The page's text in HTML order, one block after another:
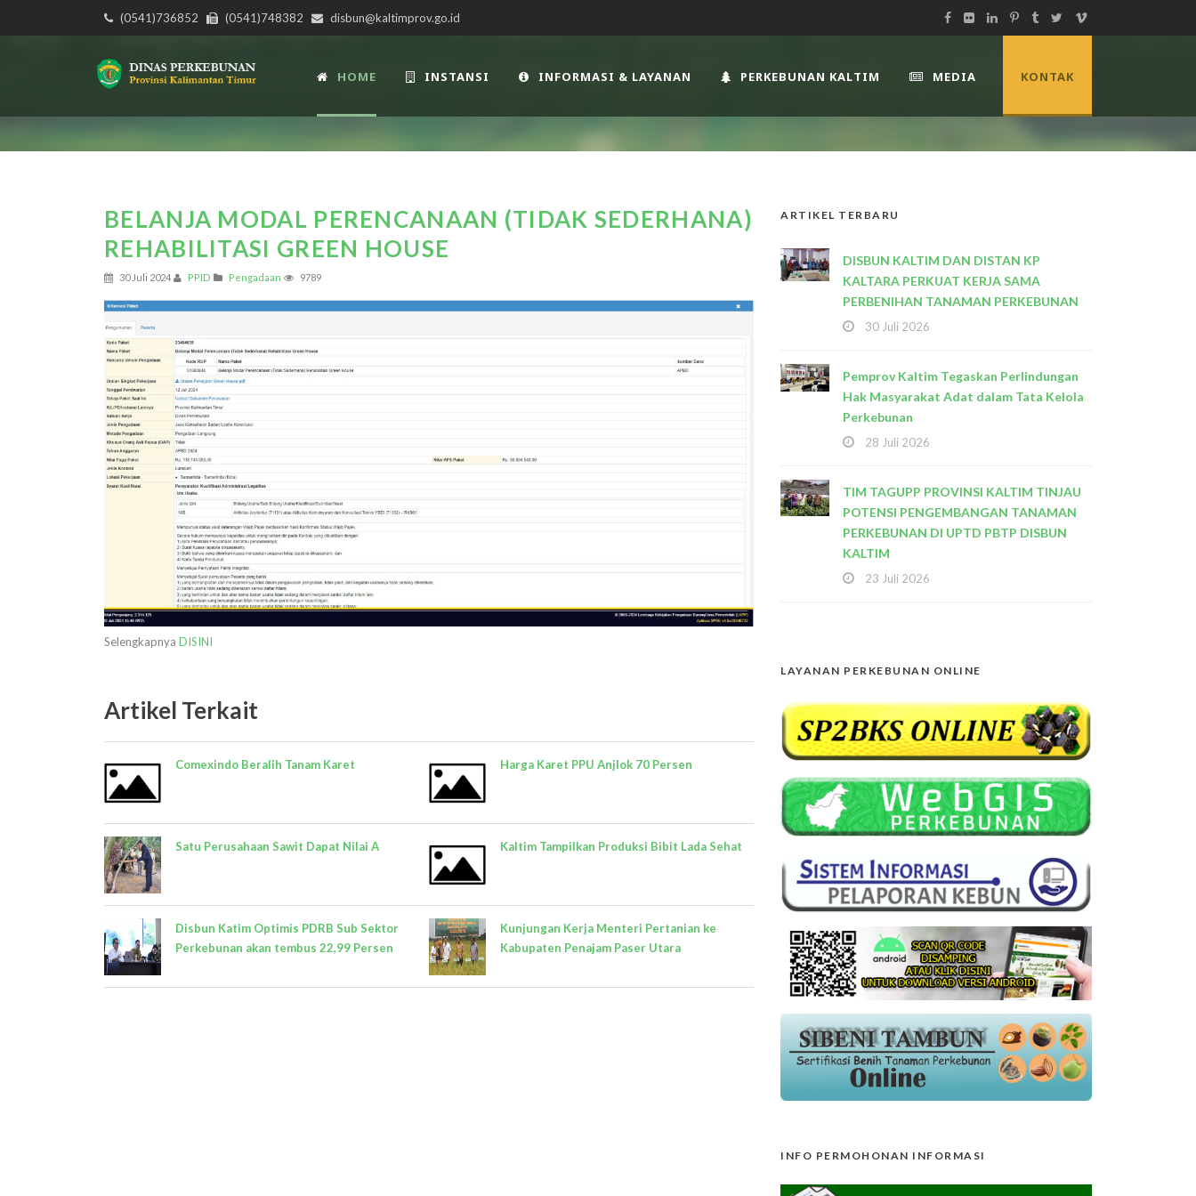
(0541)736852 (0541)748382 disbun@kaltimprov.go.id
HOME INSTANSI INFORMASI & LAYANAN PERKEBUNAN KALTIM MEDIA KONTAK
BELANJA MODAL PERENCANAAN (TIDAK SEDERHANA)
REHABILITASI GREEN HOUSE
30 Juli 2024 PPID Pengadaan 9789
Selengkapnya DISINI
Artikel Terkait
Comexindo Beralih Tanam Karet
Satu Perusahaan Sawit Dapat Nilai A
Disbun Katim Optimis PDRB Sub Sektor
Perkebunan akan tembus 22,99 Persen
Harga Karet PPU Anjlok 70 Persen
Kaltim Tampilkan Produksi Bibit Lada Sehat
Kunjungan Kerja Menteri Pertanian ke
Kabupaten Penajam Paser Utara
ARTIKEL TERBARU
DISBUN KALTIM DAN DISTAN KP
KALTARA PERKUAT KERJA SAMA
PERBENIHAN TANAMAN PERKEBUNAN
30 Juli 2026
Pemprov Kaltim Tegaskan Perlindungan
Hak Masyarakat Adat dalam Tata Kelola
Perkebunan
28 Juli 2026
TIM TAGUPP PROVINSI KALTIM TINJAU
POTENSI PENGEMBANGAN TANAMAN
PERKEBUNAN DI UPTD PBTP DISBUN
KALTIM
23 Juli 2026
LAYANAN PERKEBUNAN ONLINE
INFO PERMOHONAN INFORMASI